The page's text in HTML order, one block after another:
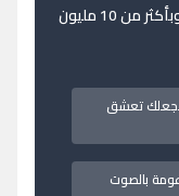
مع البرنامج العربي الاشهر على الاطلاق وبأكثر من 10 مليون
تجعلك تعشق
بالصوت